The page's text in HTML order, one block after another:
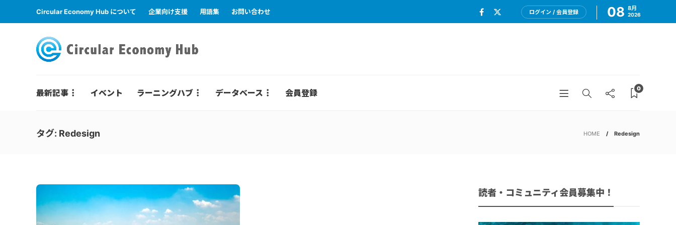
Circular Economy Hub について 企業向け支援 用語集 お問い合わせ ログイン / 会員登録 08 8月
2026
最新記事 イベント ラーニングハブ データベース 会員登録 0
タグ: Redesign HOME Redesign
読者・コミュニティ会員募集中！